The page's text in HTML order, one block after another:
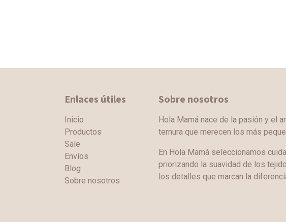
Enlaces útiles
Inicio
Productos
Sale
Envíos
Blog
Sobre nosotros
Sobre nosotros
Hola Mamá nace de la pasión y el
ternura que merecen los más
En Hola Mamá seleccionamos
priorizando la suavidad de los
los detalles que marcan la